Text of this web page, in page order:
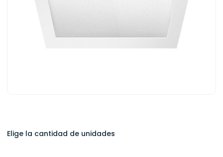
Elige la cantidad de unidades